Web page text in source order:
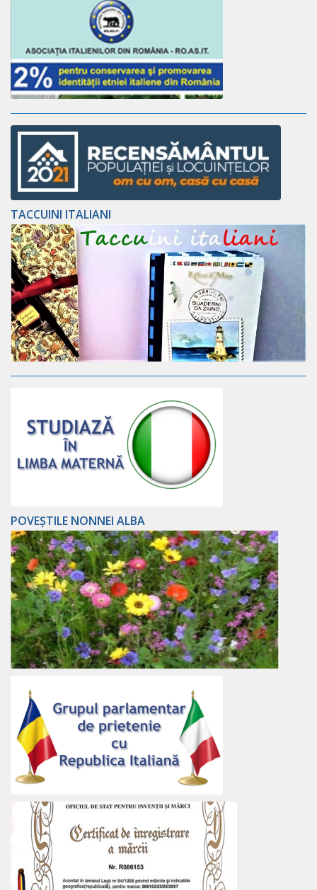
TACCUINI ITALIANI
POVEȘTILE NONNEI ALBA